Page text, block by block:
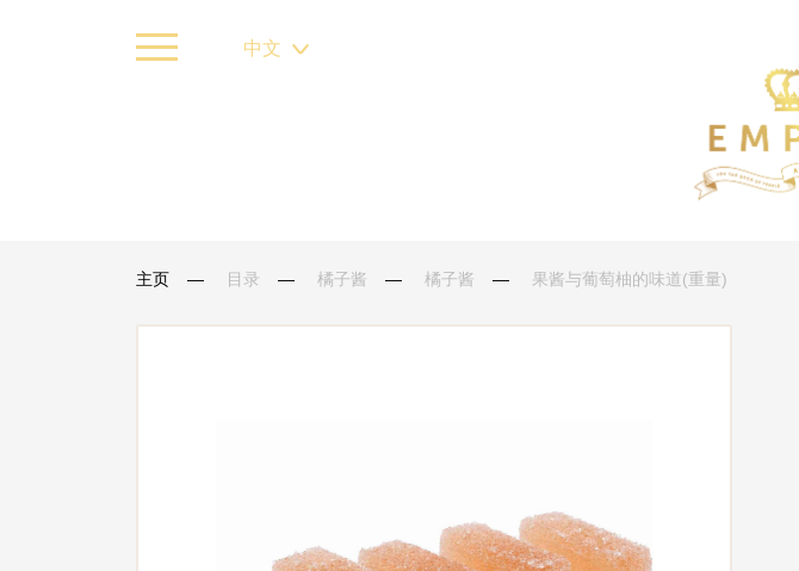
中文
主页 目录 橘子酱 橘子酱 果酱与葡萄柚的味道(重量)